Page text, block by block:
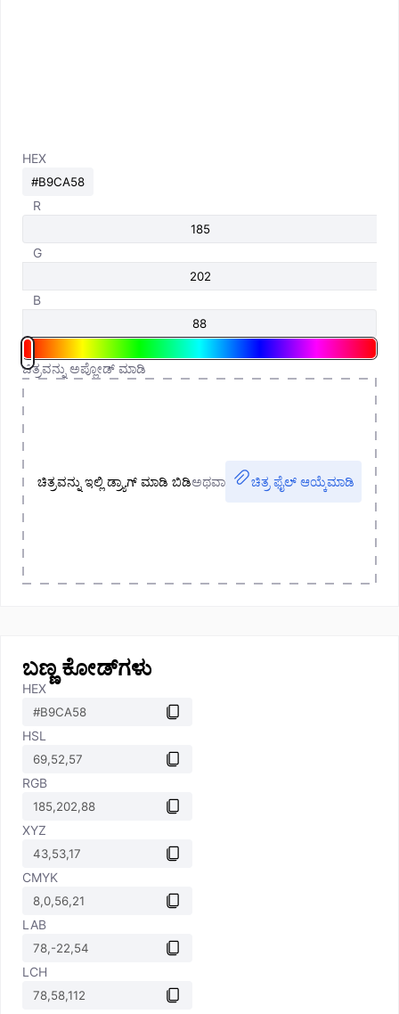
HEX
R
G
B
ಚಿತ್ರವನ್ನು ಅಪ್ಲೋಡ್ ಮಾಡಿ
ಚಿತ್ರವನ್ನು ಇಲ್ಲಿ ಡ್ರ್ಯಾಗ್ ಮಾಡಿ ಬಿಡಿಅಥವಾ ಚಿತ್ರ ಫೈಲ್ ಆಯ್ಕೆಮಾಡಿ
ಬಣ್ಣ ಕೋಡ್‌ಗಳು
HEX
HSL
RGB
XYZ
CMYK
LAB
LCH